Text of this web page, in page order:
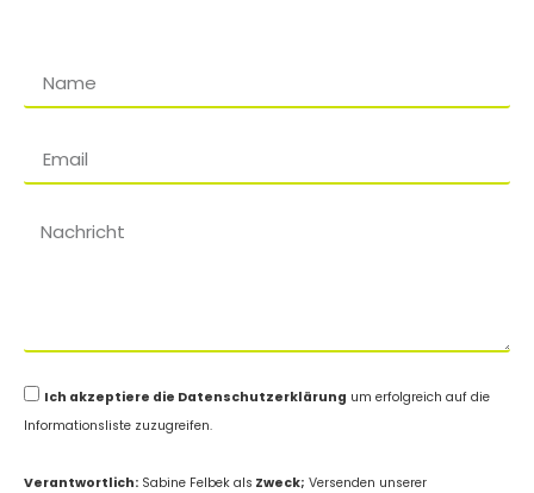
Ich akzeptiere die Datenschutzerklärung um erfolgreich auf die
Informationsliste zuzugreifen.
Verantwortlich: Sabine Felbek als Zweck; Versenden unserer